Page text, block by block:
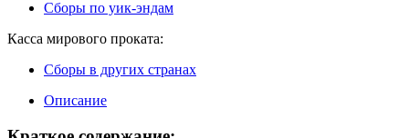
Сборы по уик-эндам
Касса мирового проката:
Сборы в других странах
Описание